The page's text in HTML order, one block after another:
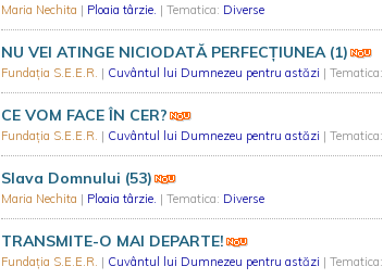
Maria Nechita | Ploaia târzie. | Tematica: Diverse
NU VEI ATINGE NICIODATĂ PERFECȚIUNEA (1)
Fundația S.E.E.R. | Cuvântul lui Dumnezeu pentru astăzi | Tematica:
CE VOM FACE ÎN CER?
Fundația S.E.E.R. | Cuvântul lui Dumnezeu pentru astăzi | Tematica:
Slava Domnului (53)
Maria Nechita | Ploaia târzie. | Tematica: Diverse
TRANSMITE-O MAI DEPARTE!
Fundația S.E.E.R. | Cuvântul lui Dumnezeu pentru astăzi | Tematica: